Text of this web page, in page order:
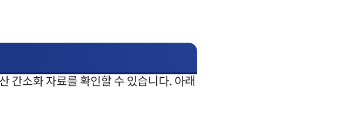
간소화 자료를 확인할 수 있습니다. 아래